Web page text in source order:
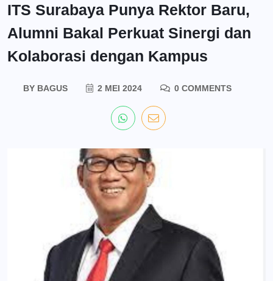
ITS Surabaya Punya Rektor Baru,
Alumni Bakal Perkuat Sinergi dan
Kolaborasi dengan Kampus
BY BAGUS 2 MEI 2024 0 COMMENTS